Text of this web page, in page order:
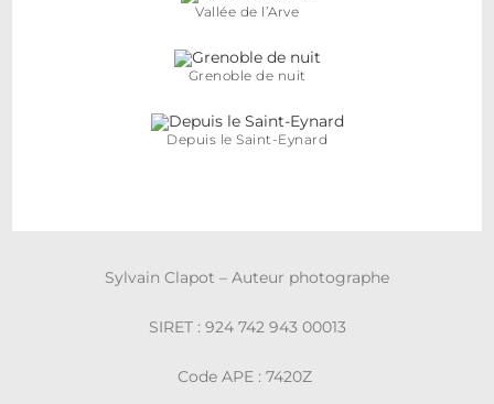
Vallée de l’Arve
Grenoble de nuit
Depuis le Saint-Eynard
Sylvain Clapot – Auteur photographe
SIRET : 924 742 943 00013
Code APE : 7420Z